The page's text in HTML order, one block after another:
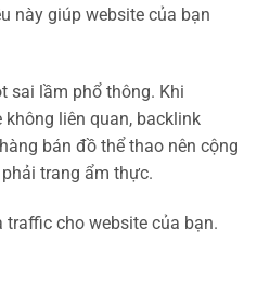
này giúp website của bạn
sai lầm phổ thông. Khi
liên quan, backlink
bán đồ thể thao nên cộng
trang ẩm thực.
cho website của bạn.